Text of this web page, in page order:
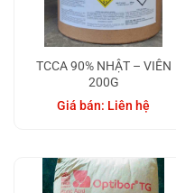
TCCA 90% NHẬT – VIÊN
200G
Giá bán: Liên hệ